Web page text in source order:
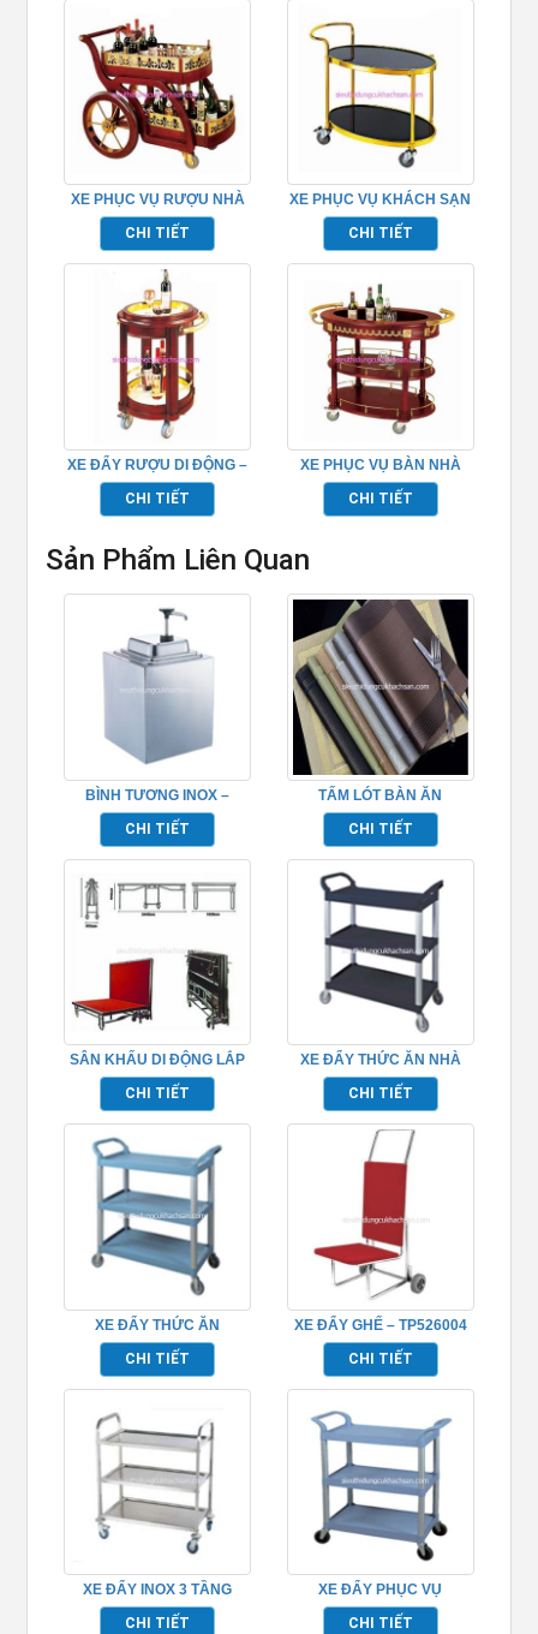
XE PHỤC VỤ RƯỢU NHÀ
HÀNG – TPXD0013
CHI TIẾT
XE PHỤC VỤ KHÁCH SẠN
INOX 2 TẦNG TPXD0008
CHI TIẾT
XE ĐẨY RƯỢU DI ĐỘNG –
TPXD0016
CHI TIẾT
XE PHỤC VỤ BÀN NHÀ
HÀNG – TPXD0019
CHI TIẾT
Sản Phẩm Liên Quan
BÌNH TƯƠNG INOX –
TP697083
CHI TIẾT
TẤM LÓT BÀN ĂN
PLACEMAT TP681050
CHI TIẾT
SÂN KHẤU DI ĐỘNG LẮP
GHÉP TP968012
CHI TIẾT
XE ĐẨY THỨC ĂN NHÀ
HÀNG TP680104
CHI TIẾT
XE ĐẨY THỨC ĂN
TP680103
CHI TIẾT
XE ĐẨY GHẾ – TP526004
CHI TIẾT
XE ĐẨY INOX 3 TẦNG
TP680116
CHI TIẾT
XE ĐẨY PHỤC VỤ
TP680101
CHI TIẾT